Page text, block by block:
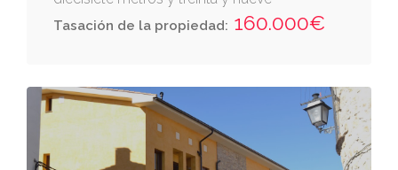
decímetros cuadrados. linda.- frente, zona de
ascensor izquierda, zona de paso y fondo,
trastero 17. le corresponde una cuota de
Tasación de la propiedad: 160.000€